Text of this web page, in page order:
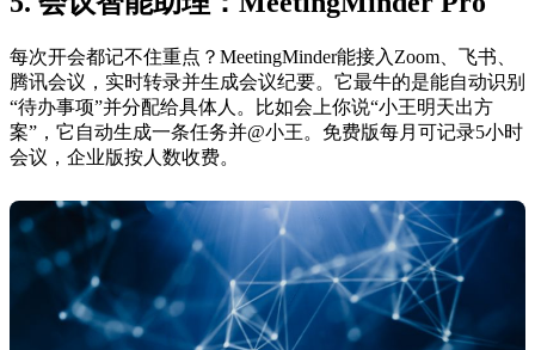
每次开会都记不住重点？MeetingMinder能接入Zoom、飞书、
腾讯会议，实时转录并生成会议纪要。它最牛的是能自动识别
“待办事项”并分配给具体人。比如会上你说“小王明天出方
案”，它自动生成一条任务并@小王。免费版每月可记录5小时
会议，企业版按人数收费。